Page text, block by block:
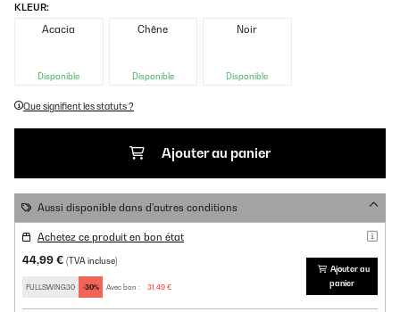
KLEUR:
Acacia
Disponible
Chêne
Disponible
Noir
Disponible
Que signifient les statuts ?
Ajouter au panier
Aussi disponible dans d'autres conditions
Achetez ce produit en bon état
44,99 € (TVA incluse)
FULLSWING30 -30% Avec bon : 31,49 €
Ajouter au
panier